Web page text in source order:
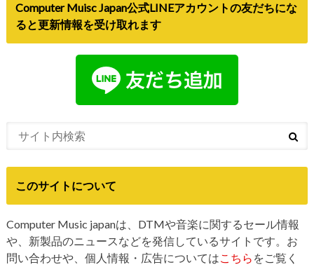
Computer Muisc Japan公式LINEアカウントの友だちにな
ると更新情報を受け取れます
このサイトについて
Computer Music japanは、DTMや音楽に関するセール情報
や、新製品のニュースなどを発信しているサイトです。お
問い合わせや、個人情報・広告についてはこちら をご覧く